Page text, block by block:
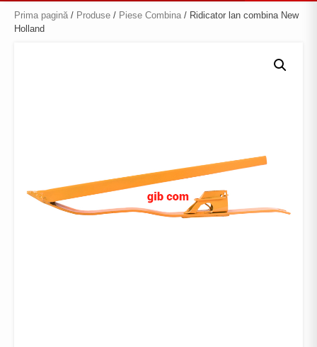
Prima pagină / Produse / Piese Combina / Ridicator lan combina New
Holland